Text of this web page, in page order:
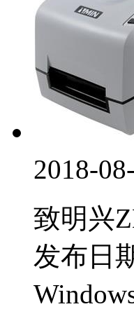
2018-
致明兴
发布日